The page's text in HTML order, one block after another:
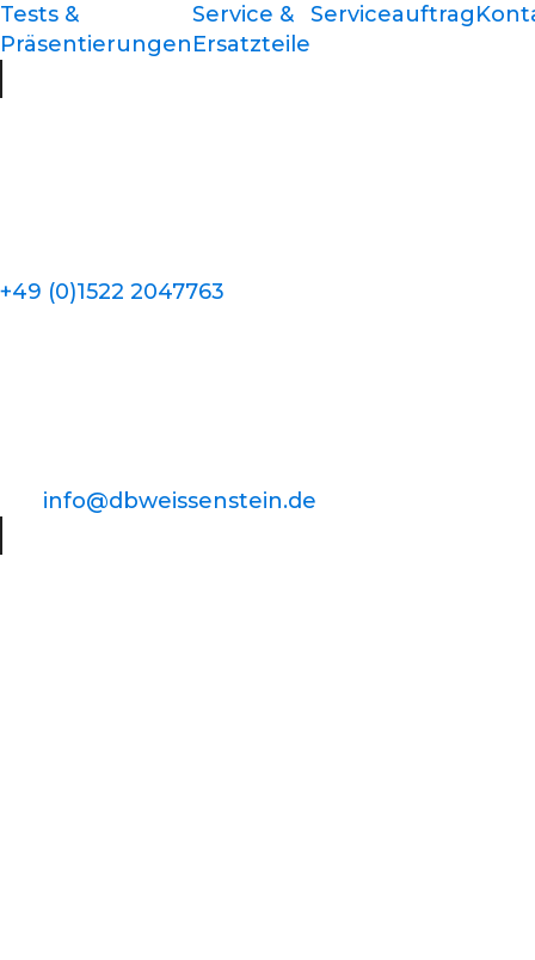
Tests &
Präsentierungen
Service &
Ersatzteile
Serviceauftrag
+49 (0)1522 2047763
info@dbweissenstein.de